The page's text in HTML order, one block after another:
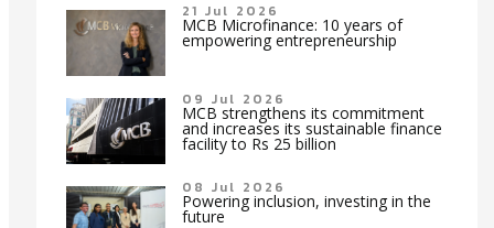
21 Jul 2026
MCB Microfinance: 10 years of
empowering entrepreneurship
09 Jul 2026
MCB strengthens its commitment
and increases its sustainable finance
facility to Rs 25 billion
08 Jul 2026
Powering inclusion, investing in the
future